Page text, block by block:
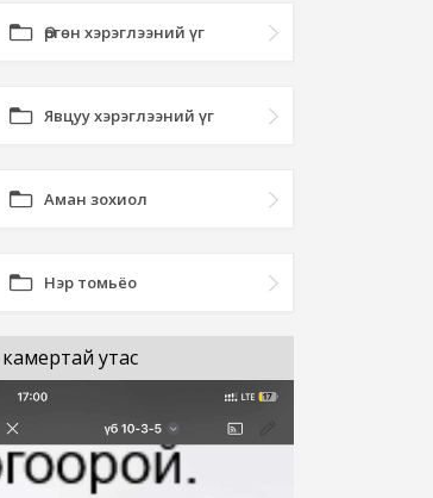
Өргөн хэрэглээний үг
Явцуу хэрэглээний үг
Аман зохиол
Нэр томьёо
камертай утас